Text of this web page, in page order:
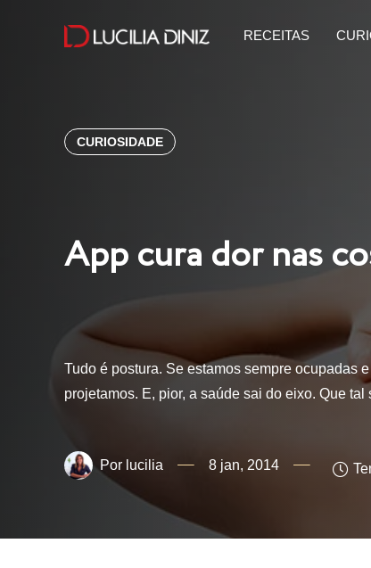
RECEITAS
CURIOSIDADE
App cura dor nas
Tudo é postura. Se estamos sempre ocupadas
projetamos. E, pior, a saúde sai do eixo. Que
lucilia 8 jan, 2014